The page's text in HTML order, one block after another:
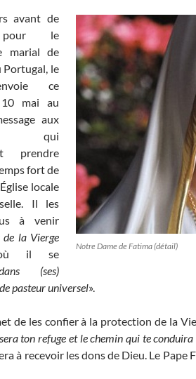
Notre Dame de Fatima (détail)
avant de
le
marial de
Portugal, le
ce
10 mai au
aux
qui
prendre
fort de
locale
Il les
à venir
de la Vierge
il se
(ses)
pasteur universel».
de les confier à la protection de la
ton refuge et le chemin qui te conduira
à recevoir les dons de Dieu. Le